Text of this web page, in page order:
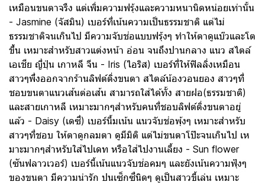
เหมือนขนตาจรืง แต่เพิ่มความฟรุ้งและความหนานิดหน่อยเท่านั้น
- Jasmine (จัสมิน) เบอร์ที่เน้นความเป็นธรรมชาติ แต่ไม่
ธรรมชาติจนเกินไป มีความจับช่อแบบฟรุ้งๆ ทำให้ตาดูแบ๊วและโต
ขึ้น เหมาะสำหรับสาวแต่งหน้า อ่อน จนถึงปานกลาง แนว สไตล์
เอเชีย ญี่ปุ่น เกาหลี จีน - Iris (ไอริส) เบอร์ที่ให้ฟิลลิ่งเหมือน
สาวๆพึ่งออกจากร้านลิฟต์ติ่งขนตา สไตล์น้องวอนยอง สาวๆที่
ชอบขนตาแนวเส้นต่อเส้น สามารถใส่ได้ทั้ง สายฝอ(ธรรมชาติ)
และสายเกาหลี เหมาะมากๆสำหรับคนที่ชอบลิฟต์ติ่งขนตาอยู่
แล้ว - Daisy (เดซี่) เบอร์นี้มเน้น แนวจับช่อพุ้งๆ เหมาะสำหรับ
สาวๆที่ชอบ ให้ตาดูกลมตา ดูมีมิติ แต่ไม่ขนตาโป๊ะจนเกินไป เห
มาะมากๆสำหรับใส่ไปเดท หรือใส่ไปงานเลี้ยง - Sun flower
(ซันฟลาวเวอร์) เบอร์นี้เน้นแนวจับช่อคมๆ และยังเน้นความฟุ้งๆ
ของขนตา มีความน่ารัก ปนเซ็กซี่นิดๆ ดูเป็นสาวขี้เล่น เหมาะ